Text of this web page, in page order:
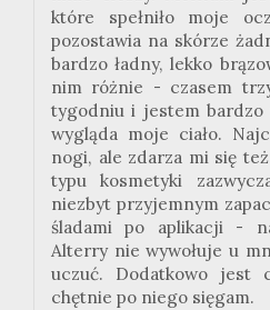
które spełniło moje
pozostawia na skórze
bardzo ładny, lekko
nim różnie - czasem
tygodniu i jestem bardzo
wygląda moje ciało.
nogi, ale zdarza mi się
typu kosmetyki
niezbyt przyjemnym
śladami po aplikacji -
Alterry nie wywołuje u
uczuć. Dodatkowo jest
chętnie po niego sięgam.